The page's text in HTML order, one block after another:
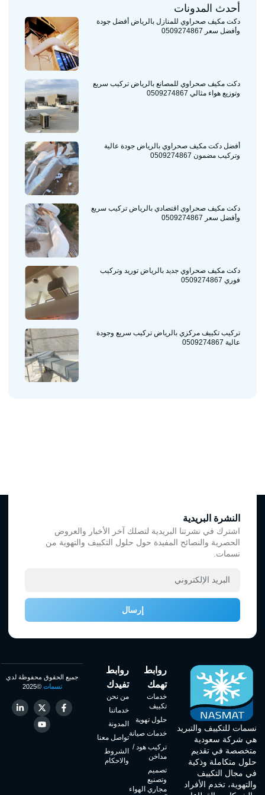
أحدث المدونات
دكت مكيف صحراوي للمنازل بالرياض أفضل جودة
وأفضل سعر 0509274867
دكت مكيف صحراوي للمصانع بالرياض تركيب سريع
وتوزيع هواء مثالي 0509274867
أفضل دكت مكيف صحراوي بالرياض جودة عالية
وتركيب مضمون 0509274867
دكت مكيف صحراوي اقتصادي بالرياض تركيب سريع
وأفضل سعر 0509274867
دكت مكيف صحراوي جديد بالرياض توريد وتركيب
فوري 0509274867
تركيب تكييف مركزي بالرياض تركيب سريع وجودة
عالية 0509274867
نسمات للتكييف والتبريد
هي شركة سعودية
متخصصة في تقديم
حلول متكاملة وذكية
في مجال التكييف
والتهوية، تخدم الأفراد
روابط
تهمك
خدمات
تكييف
حلول تهوية
خدمات صيانة
تركيب هود /
مداخن
تصميم
وتصنيع
مجاري الهواء
روابط
تفيدك
من نحن
خدماتنا
المدونة
تواصل معنا
الشروط
والاحكام
جميع الحقوق محفوظة لدي
نسمات©2025
النشرة البريدية
اشترك في نشرتنا البريدية لتصلك آخر الأخبار والعروض
الحصرية والنصائح المفيدة حول حلول التكييف والتهوية من
نسمات.
إرسال